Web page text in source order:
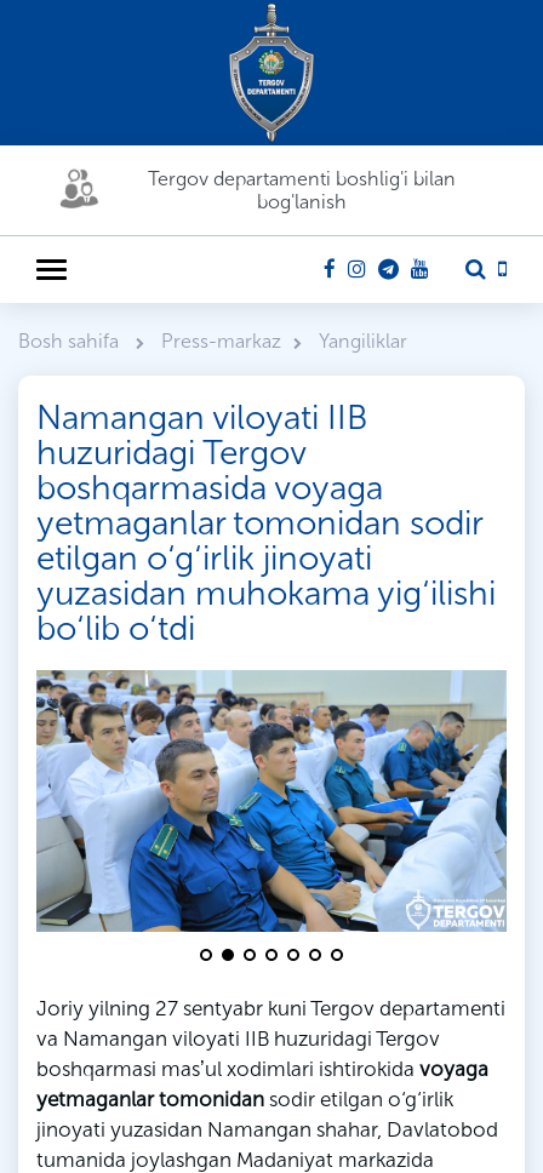
Tergov departamenti boshlig'i bilan
bog'lanish
Bosh sahifa Press-markaz Yangiliklar
Namangan viloyati IIB
huzuridagi Tergov
boshqarmasida voyaga
yetmaganlar tomonidan sodir
etilgan o‘g‘irlik jinoyati
yuzasidan muhokama yig‘ilishi
bo‘lib o‘tdi
Joriy yilning 27 sentyabr kuni Tergov departamenti
va Namangan viloyati IIB huzuridagi Tergov
boshqarmasi masʼul xodimlari ishtirokida voyaga
yetmaganlar tomonidan sodir etilgan o‘g‘irlik
jinoyati yuzasidan Namangan shahar, Davlatobod
tumanida joylashgan Madaniyat markazida